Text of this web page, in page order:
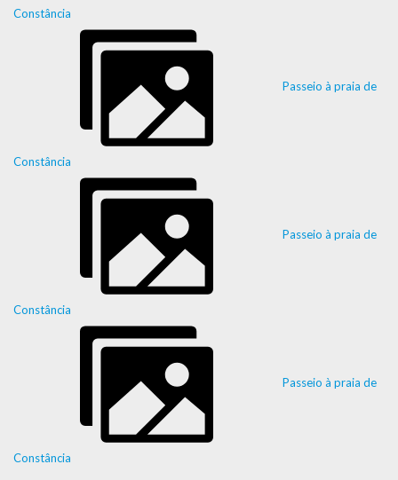
Constância
Passeio à praia de
Constância
Passeio à praia de
Constância
Passeio à praia de
Constância